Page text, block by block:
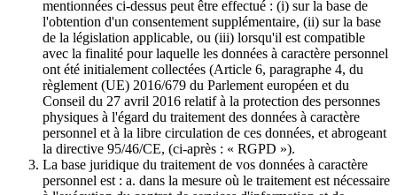
mentionnées ci-dessus peut être effectué : (i) sur la base de
l'obtention d'un consentement supplémentaire, (ii) sur la base
de la législation applicable, ou (iii) lorsqu'il est compatible
avec la finalité pour laquelle les données à caractère personnel
ont été initialement collectées (Article 6, paragraphe 4, du
règlement (UE) 2016/679 du Parlement européen et du
Conseil du 27 avril 2016 relatif à la protection des personnes
physiques à l'égard du traitement des données à caractère
personnel et à la libre circulation de ces données, et abrogeant
la directive 95/46/CE, (ci-après : « RGPD »).
La base juridique du traitement de vos données à caractère
personnel est : a. dans la mesure où le traitement est nécessaire